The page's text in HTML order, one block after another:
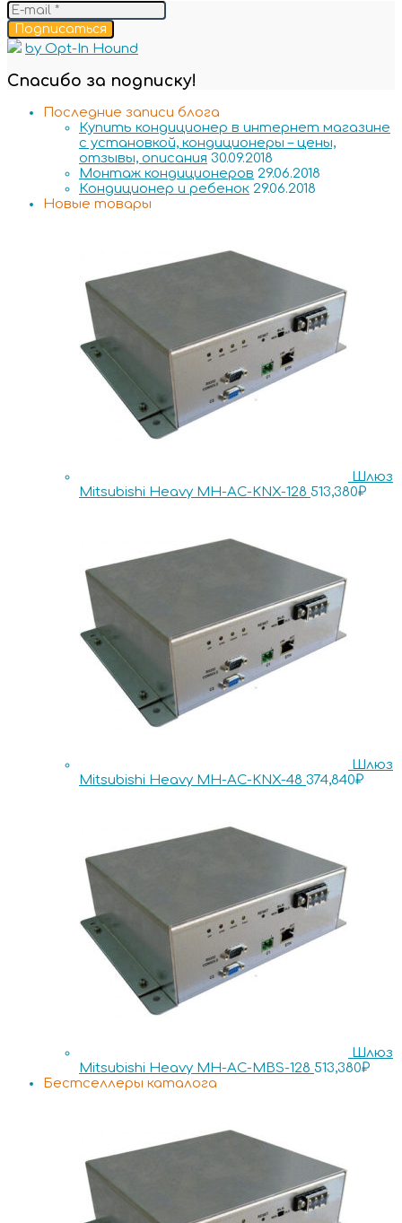
Подписаться
by Opt-In Hound
Спасибо за подписку!
Последние записи блога
Купить кондиционер в интернет магазине
с установкой, кондиционеры – цены,
отзывы, описания 30.09.2018
Монтаж кондиционеров 29.06.2018
Кондиционер и ребенок 29.06.2018
Новые товары
Шлюз
Mitsubishi Heavy MH-AC-KNX-128 513,380₽
Шлюз
Mitsubishi Heavy MH-AC-KNX-48 374,840₽
Шлюз
Mitsubishi Heavy MH-AC-MBS-128 513,380₽
Бестселлеры каталога